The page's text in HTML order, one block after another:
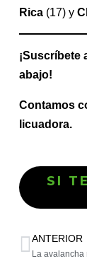
Rica(17) y
¡Suscríbete
abajo!
Contamos
licuadora.
SI
ANTERIOR
La avalancha